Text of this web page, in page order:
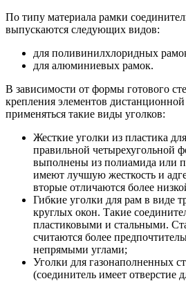
По типу материала рамки
выпускаются следующих видов:
для поливинилхлоридных
для алюминиевых рамок.
В зависимости от формы готового
крепления элементов
применяться такие виды уголков:
Жесткие уголки из пластика
правильной четырехугольной
выполнены из полиамида или
имеют лучшую жесткость и
вторые отличаются более
Гибкие уголки для рам в виде
круглых окон. Такие
пластиковыми и стальными.
считаются более
непрямыми углами;
Уголки для газонаполненных
(соединитель имеет отверстие